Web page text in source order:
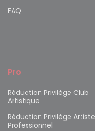
FAQ
Pro
Réduction Privilège Club
Artistique
Réduction Privilège Artiste
Professionnel